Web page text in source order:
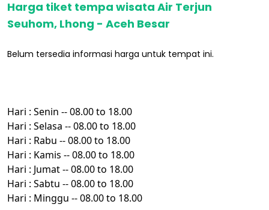
Harga tiket tempa wisata Air Terjun
Seuhom, Lhong - Aceh Besar
Belum tersedia informasi harga untuk tempat ini.
Hari : Senin -- 08.00 to 18.00
Hari : Selasa -- 08.00 to 18.00
Hari : Rabu -- 08.00 to 18.00
Hari : Kamis -- 08.00 to 18.00
Hari : Jumat -- 08.00 to 18.00
Hari : Sabtu -- 08.00 to 18.00
Hari : Minggu -- 08.00 to 18.00